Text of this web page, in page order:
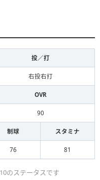
投／打
右投右打
OVR
90
制球 スタミナ
76 81
のステータスです